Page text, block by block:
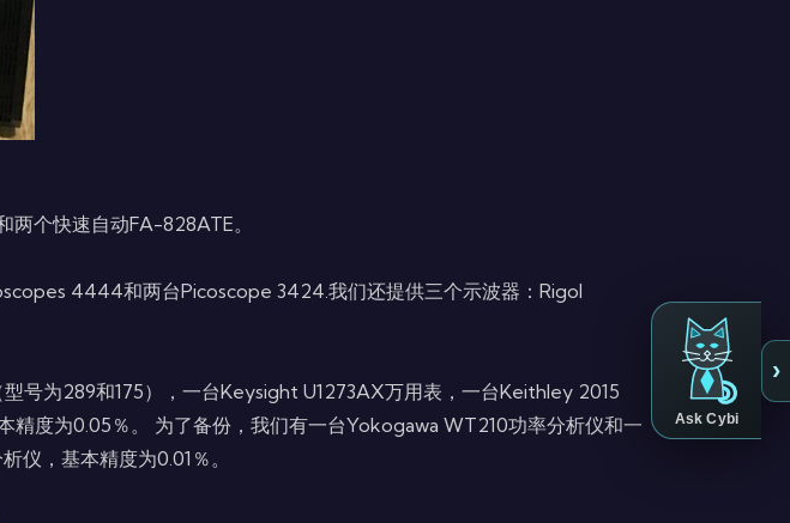
两个快速自动FA-828ATE。
4444和两台Picoscope 3424.我们还提供三个示波器：Rigol
号为289和175），一台Keysight U1273AX万用表，一台Keithley 2015
精度为0.05％。 为了备份，我们有一台Yokogawa WT210功率分析仪和一
仪，基本精度为0.01％。
Ask Cybi
›